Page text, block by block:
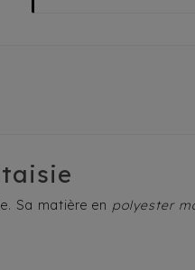
Sa matière en polyester